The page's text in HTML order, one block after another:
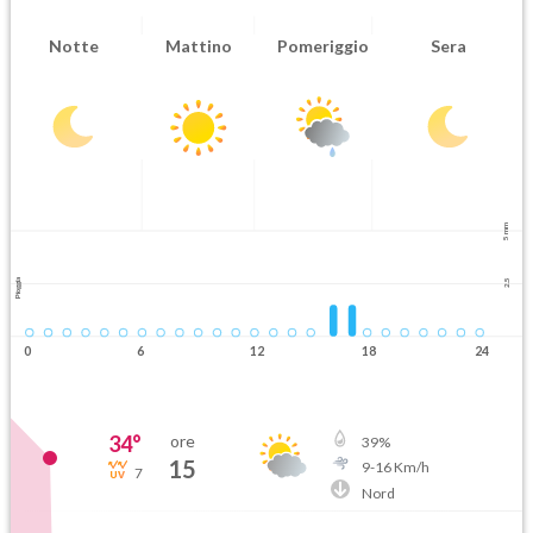
Notte Mattino Pomeriggio Sera
5 mm
2.5
Pioggia
0 6 12 18 24
34°
7
ore
15
39%
9-16Km/h
Nord